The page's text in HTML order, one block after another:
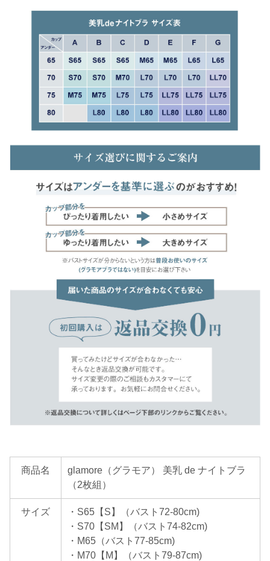
商品名
glamore（グラモア） 美乳 de ナイトブラ
（2枚組）
サイズ
・S65【S】（バスト72-80cm)
・S70【SM】（バスト74-82cm)
・M65（バスト77-85cm)
・M70【M】（バスト79-87cm)